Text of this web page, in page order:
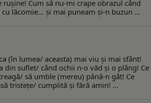
Cum să nu-mi crape obrazul când
lăcomie... şi mai puneam şi-n buzun ...
(în lumea/ aceasta) mai viu şi mai sfânt!
din suflet/ când ochii n-o văd şi o plâng! Ce
să umble (mereu) până-n gât! Ce
tristeţe/ cumplită şi fără amin! ...